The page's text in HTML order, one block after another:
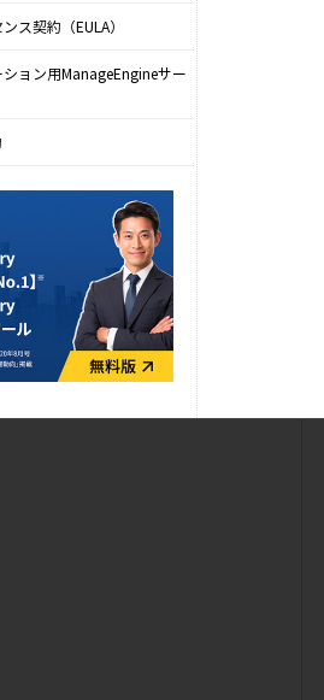
ス契約（EULA）
ョン用ManageEngineサー